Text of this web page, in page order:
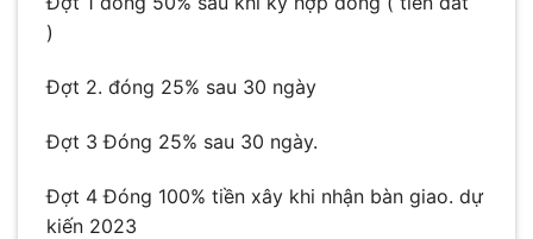
)
Đợt 2. đóng 25% sau 30 ngày
Đợt 3 Đóng 25% sau 30 ngày.
Đợt 4 Đóng 100% tiền xây khi nhận bàn giao. dự
kiến 2023